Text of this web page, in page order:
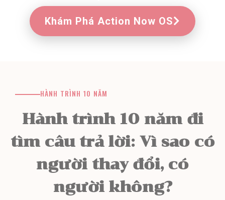
Khám Phá Action Now OS
HÀNH TRÌNH 10 NĂM
Hành trình 10 năm đi
tìm câu trả lời: Vì sao có
người thay đổi, có
người không?